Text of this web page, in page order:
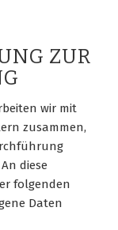
ZUR
wir mit
zusammen,
diese
folgenden
Daten